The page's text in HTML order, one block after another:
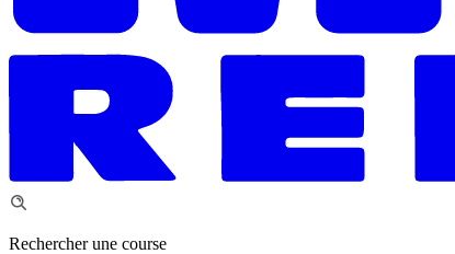
Rechercher une course